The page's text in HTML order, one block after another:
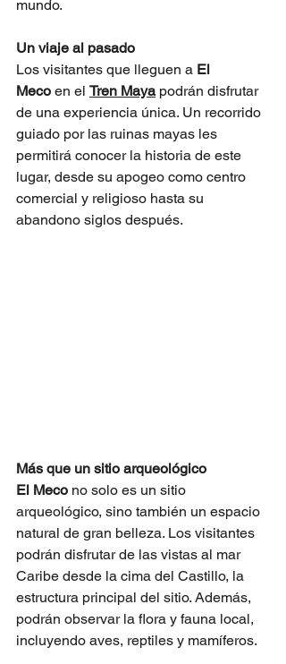
mundo.
Un viaje al pasado
Los visitantes que lleguen a El
Meco en el Tren Maya podrán disfrutar
de una experiencia única. Un recorrido
guiado por las ruinas mayas les
permitirá conocer la historia de este
lugar, desde su apogeo como centro
comercial y religioso hasta su
abandono siglos después.
Más que un sitio arqueológico
El Meco no solo es un sitio
arqueológico, sino también un espacio
natural de gran belleza. Los visitantes
podrán disfrutar de las vistas al mar
Caribe desde la cima del Castillo, la
estructura principal del sitio. Además,
podrán observar la flora y fauna local,
incluyendo aves, reptiles y mamíferos.